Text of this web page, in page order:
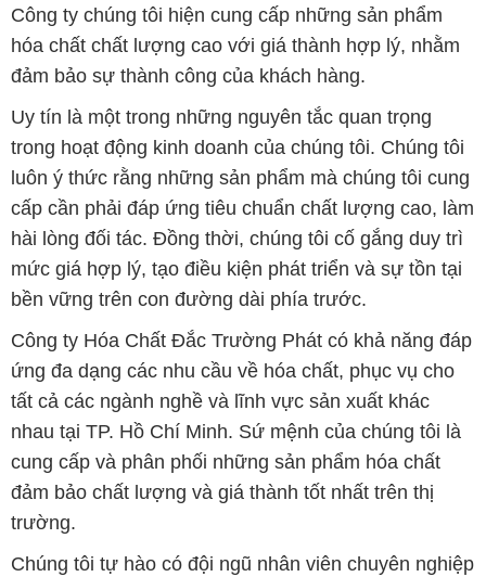
Công ty chúng tôi hiện cung cấp những sản phẩm
hóa chất chất lượng cao với giá thành hợp lý, nhằm
đảm bảo sự thành công của khách hàng.
Uy tín là một trong những nguyên tắc quan trọng
trong hoạt động kinh doanh của chúng tôi. Chúng tôi
luôn ý thức rằng những sản phẩm mà chúng tôi cung
cấp cần phải đáp ứng tiêu chuẩn chất lượng cao, làm
hài lòng đối tác. Đồng thời, chúng tôi cố gắng duy trì
mức giá hợp lý, tạo điều kiện phát triển và sự tồn tại
bền vững trên con đường dài phía trước.
Công ty Hóa Chất Đắc Trường Phát có khả năng đáp
ứng đa dạng các nhu cầu về hóa chất, phục vụ cho
tất cả các ngành nghề và lĩnh vực sản xuất khác
nhau tại TP. Hồ Chí Minh. Sứ mệnh của chúng tôi là
cung cấp và phân phối những sản phẩm hóa chất
đảm bảo chất lượng và giá thành tốt nhất trên thị
trường.
Chúng tôi tự hào có đội ngũ nhân viên chuyên nghiệp